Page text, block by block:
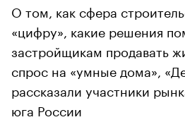
О том, как сфера
«цифру», какие решения
застройщикам продавать
спрос на «умные дома»,
рассказали участники
юга России